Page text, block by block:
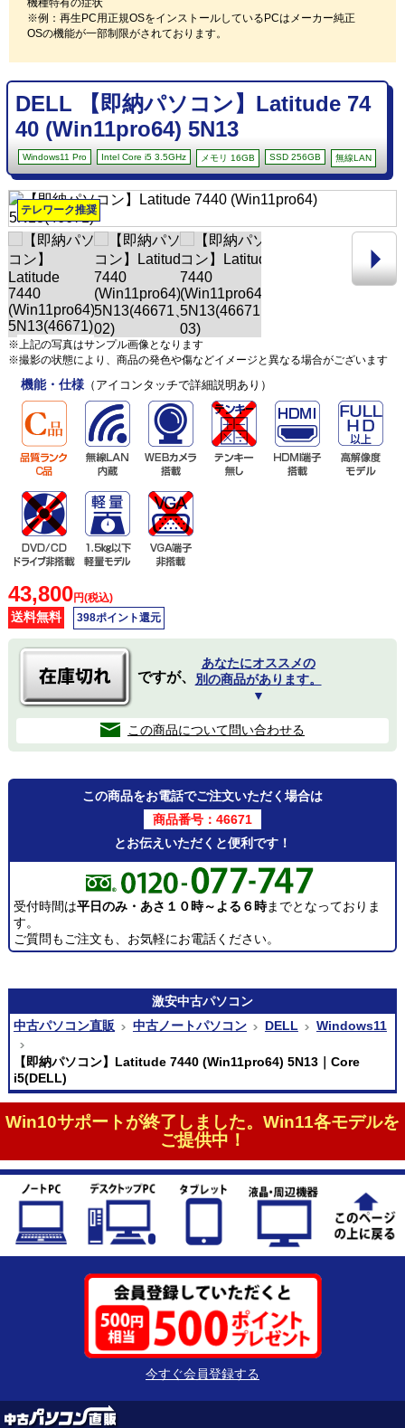
※例：再生PC用正規OSをインストールしているPCはメーカー純正
OSの機能が一部制限がされております。
DELL 【即納パソコン】Latitude 74
40 (Win11pro64) 5N13
Windows11 Pro Intel Core i5 3.5GHz メモリ 16GB SSD 256GB 無線LAN
テレワーク推奨
※上記の写真はサンプル画像となります
※撮影の状態により、商品の発色や傷などイメージと異なる場合がございます
機能・仕様（アイコンタッチで詳細説明あり）
43,800円(税込)
送料無料 398ポイント還元
ですが、
あなたにオススメの
別の商品があります。
▼
この商品について問い合わせる
この商品をお電話でご注文いただく場合は
商品番号：46671
とお伝えいただくと便利です！
受付時間は平日のみ・あさ１０時～よる６時までとなっておりま
す。
ご質問もご注文も、お気軽にお電話ください。
激安中古パソコン
中古パソコン直販
中古ノートパソコン DELL Windows11
【即納パソコン】Latitude 7440 (Win11pro64) 5N13｜Core
i5(DELL)
Win10サポートが終了しました。Win11各モデルを
ご提供中！
今すぐ会員登録する